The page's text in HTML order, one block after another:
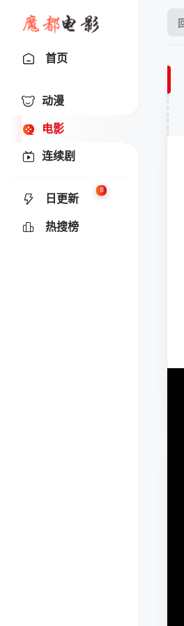
首页
动漫
电影
连续剧
日更新
8
热搜榜